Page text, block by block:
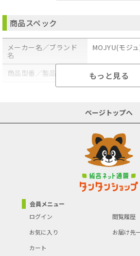
開けなくても荷物の確認が可能です。
●大きな郵便物も投函可能:上段の郵便投函
トや、ネコポスが投函可能です。
●上段宅配ボックス使用可:キーフック付印
おり、上段も下段も宅配ボックスとしての
●キー(上段、下段ともに)、アンカーボル
ニュアル(マグネット式でお好きな場所に
り、すぐにご使用頂けます。
●2色展開:カラーは、落ち着いたダークグ
リーンの2色よりお選び頂けます。
●錆びにくい加工:ガルバナイズド処理を施
生がしにくい仕様となっております。
●上段収納:投函口サイズが、約
計で、大きな郵便物も投函可能です。
●下段収納:宅配可能最大サイズは、約
大きな宅配物も配達可能となります。
●※防水塗装は施しておりませんので、軒
●サイズ・重量:W40.2×D36×H75.2(アジ
●上段:投函口/約W32.9×H4.4cm、取出口/
●下段:取出口/約W32.2×D31.2×H38cm
●材質:金属(鉄/ガルバナイズド処理を施し
●塗装:粉体塗装
●組立品(本体完成品・脚のみ取付)
●中国製
●沖縄・離島への配送料金は別途見積もり
となりますのでご了承ください。
商品スペック
メーカー名／ブランド
名
MOJYU(モジ
商品型番／製品番号
PBX-048
もっと見る
ページトップへ
会員メニュー
ログイン
閲覧履歴
お気に入り
お届け先
カート